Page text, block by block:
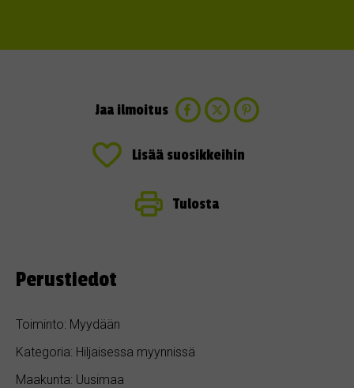
Jaa ilmoitus
Lisää suosikkeihin
Tulosta
Perustiedot
Toiminto: Myydään
Kategoria: Hiljaisessa myynnissä
Maakunta: Uusimaa